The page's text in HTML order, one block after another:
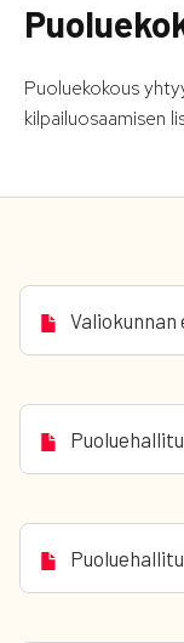
Puoluekokous
kilpailuosaamisen
Valiokunnan